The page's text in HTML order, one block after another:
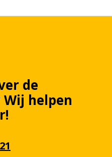
de
Wij helpen